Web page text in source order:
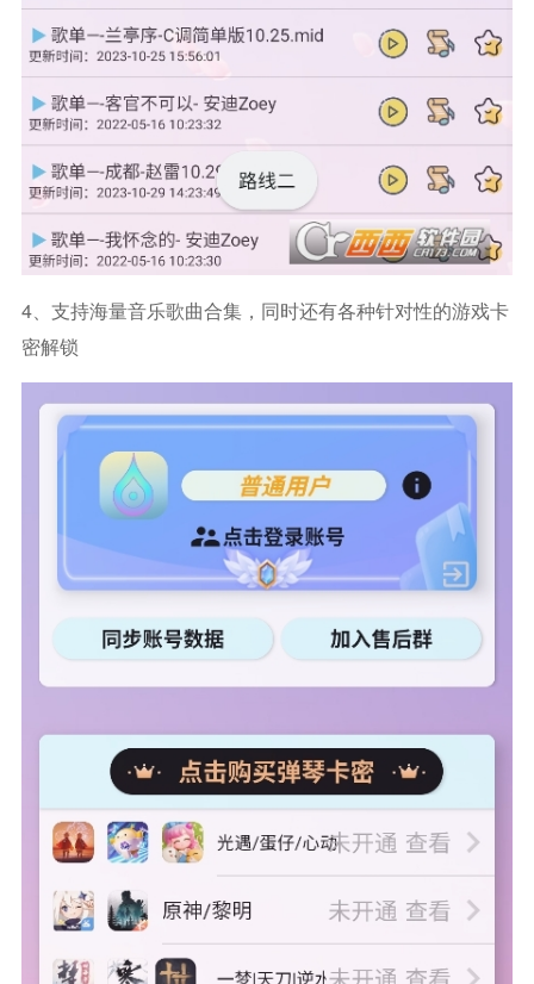
4、支持海量音乐歌曲合集，同时还有各种针对性的游戏卡
密解锁